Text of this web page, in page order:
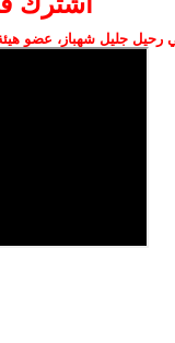
رحيل جليل شهباز، عضو هيئة